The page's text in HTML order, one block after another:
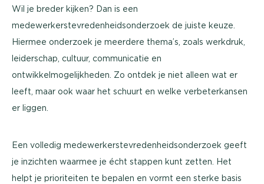
Wil je breder kijken? Dan is een
medewerkerstevredenheidsonderzoek de juiste keuze.
Hiermee onderzoek je meerdere thema’s, zoals werkdruk,
leiderschap, cultuur, communicatie en
ontwikkelmogelijkheden. Zo ontdek je niet alleen wat er
leeft, maar ook waar het schuurt en welke verbeterkansen
er liggen.
Een volledig medewerkerstevredenheidsonderzoek geeft
je inzichten waarmee je écht stappen kunt zetten. Het
helpt je prioriteiten te bepalen en vormt een sterke basis